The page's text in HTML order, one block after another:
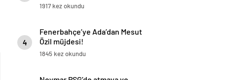
1917 kez okundu
4
Fenerbahçe’ye Ada’dan Mesut
Özil müjdesi!
1845 kez okundu